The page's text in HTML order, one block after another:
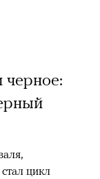
черное:
цикл